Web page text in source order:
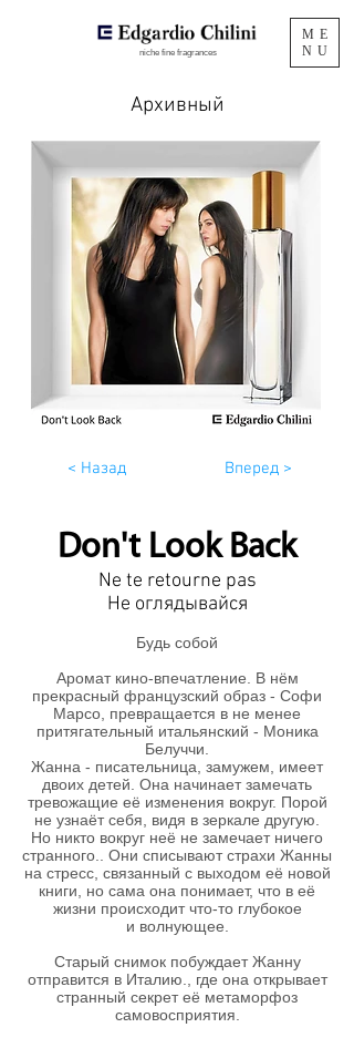
ME
NU
niche fine fragrances
Don't Look Back
Ne te retourne pas
Не оглядывайся
Будь собой
Аромат кино-впечатление. В нём
прекрасный французский образ - Софи
Марсо, превращается в не менее
притягательный итальянский - Моника
Белуччи.
Жанна - писательница, замужем, имеет
двоих детей. Она начинает замечать
тревожащие её изменения вокруг. Порой
не узнаёт себя, видя в зеркале другую.
Но никто вокруг неё не замечает ничего
странного.. Они списывают страхи Жанны
на стресс, связанный с выходом её новой
книги, но сама она понимает, что в её
жизни происходит что-то глубокое
и волнующее.
Старый снимок побуждает Жанну
отправится в Италию., где она открывает
странный секрет её метаморфоз
самовосприятия.
< Назад Вперед >
Архивный